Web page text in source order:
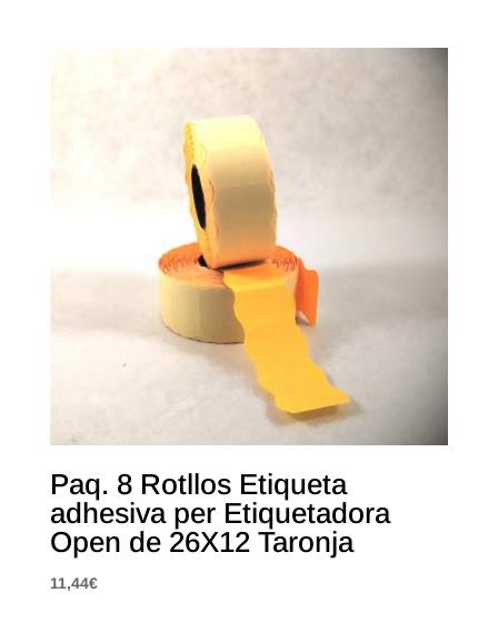
Paq. 8 Rotllos Etiqueta
adhesiva per Etiquetadora
Open de 26X12 Taronja
11,44€